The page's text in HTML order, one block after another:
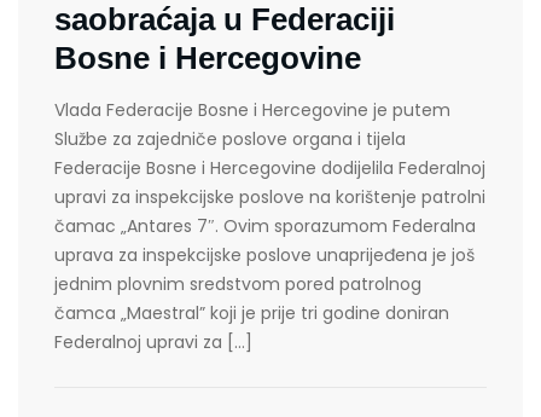
saobraćaja u Federaciji
Bosne i Hercegovine
Vlada Federacije Bosne i Hercegovine je putem
Službe za zajedniče poslove organa i tijela
Federacije Bosne i Hercegovine dodijelila Federalnoj
upravi za inspekcijske poslove na korištenje patrolni
čamac „Antares 7″. Ovim sporazumom Federalna
uprava za inspekcijske poslove unaprijeđena je još
jednim plovnim sredstvom pored patrolnog
čamca „Maestral” koji je prije tri godine doniran
Federalnoj upravi za […]